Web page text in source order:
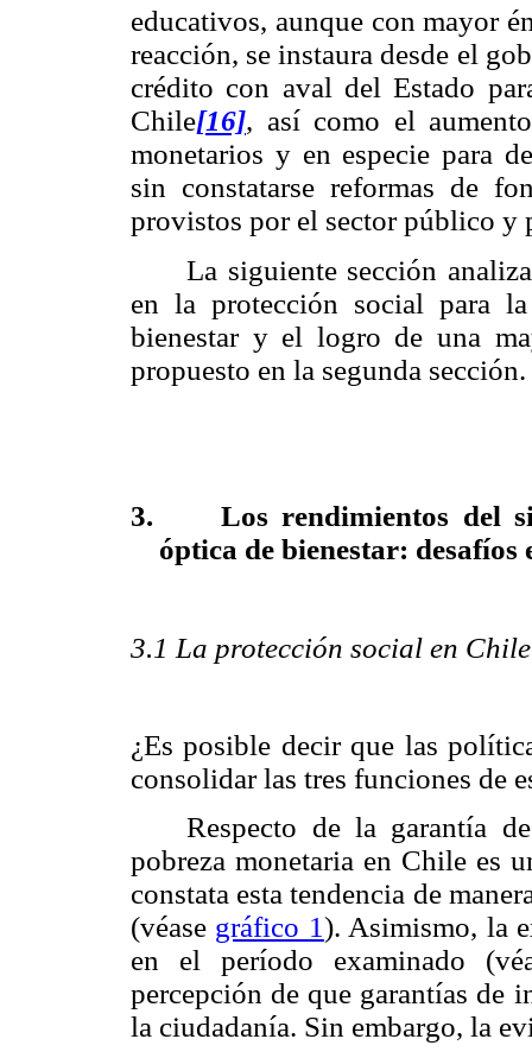
educativos, aunque con mayor
reacción, se instaura desde el
crédito con aval del Estado
Chile[16], así como el
monetarios y en especie para
sin constatarse reformas de
provistos por el sector público y
La siguiente sección
en la protección social para
bienestar y el logro de una
propuesto en la segunda sección.
3.
Los rendimientos del
óptica de bienestar: desafíos
3.1 La protección social en
¿Es posible decir que las
consolidar las tres funciones de
Respecto de la garantía
pobreza monetaria en Chile es
constata esta tendencia de
(véase gráfico 1). Asimismo, la
en el período examinado
percepción de que garantías de
la ciudadanía. Sin embargo, la